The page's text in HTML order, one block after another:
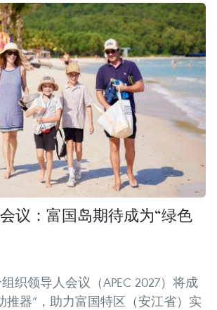
议：富国岛期待成为“绿色
织领导人会议（APEC 2027）将成
推器”，助力富国特区（安江省）实